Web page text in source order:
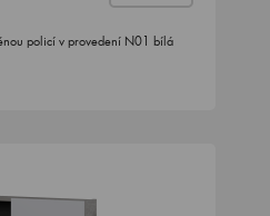
policí v provedení N01 bílá